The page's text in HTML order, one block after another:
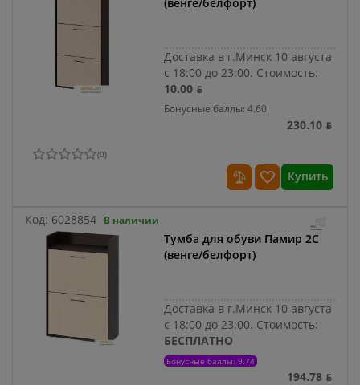
Доставка в г.Минск 10 августа
с 18:00 до 23:00. Стоимость:
10.00 ƃ
Бонусные баллы: 4.60
230.10 ƃ
(0)
Купить
Код: 6028854 В наличии
Тумба для обуви Памир 2С
(венге/белфорт)
Доставка в г.Минск 10 августа
с 18:00 до 23:00. Стоимость:
БЕСПЛАТНО
Бонусные баллы: 9.74
194.78 ƃ